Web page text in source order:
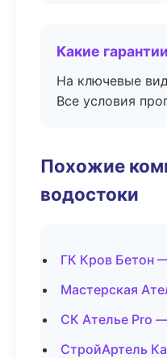
Какие
На ключевые
Все условия
Похожие
водостоки
ГК Кров Бетон
Мастерская
СК Ателье Pro
СтройАртель